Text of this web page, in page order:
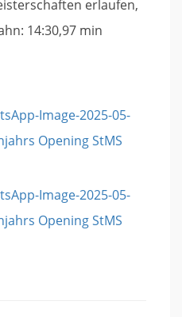
erlaufen,
14:30,97 min